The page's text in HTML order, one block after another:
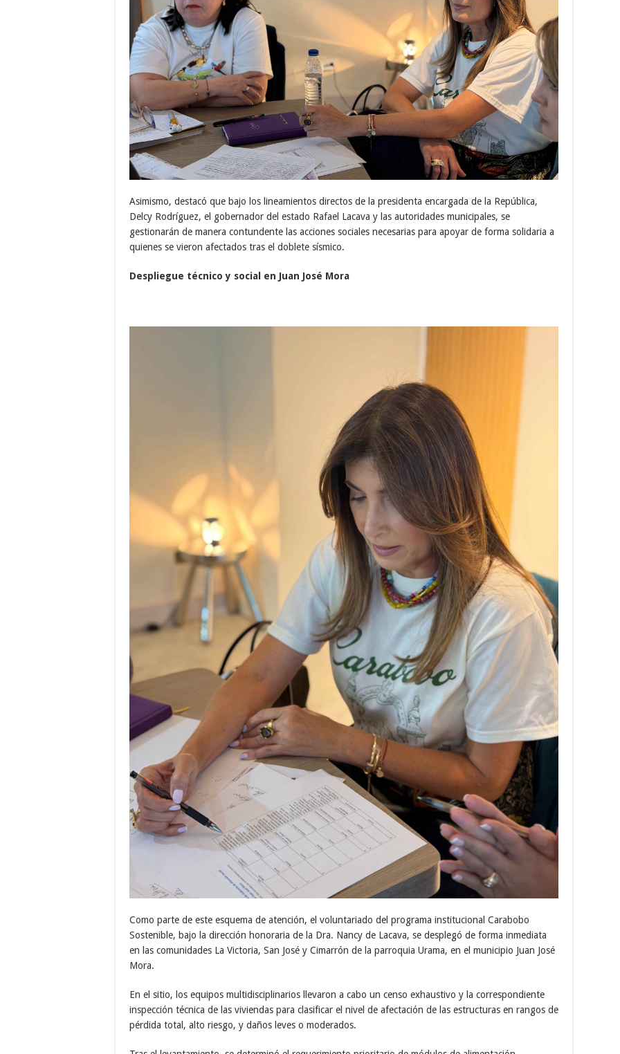
Asimismo, destacó que bajo los lineamientos directos de la presidenta encargada de la República,
Delcy Rodríguez, el gobernador del estado Rafael Lacava y las autoridades municipales, se
gestionarán de manera contundente las acciones sociales necesarias para apoyar de forma solidaria a
quienes se vieron afectados tras el doblete sísmico.
Despliegue técnico y social en Juan José Mora
Como parte de este esquema de atención, el voluntariado del programa institucional Carabobo
Sostenible, bajo la dirección honoraria de la Dra. Nancy de Lacava, se desplegó de forma inmediata
en las comunidades La Victoria, San José y Cimarrón de la parroquia Urama, en el municipio Juan José
Mora.
En el sitio, los equipos multidisciplinarios llevaron a cabo un censo exhaustivo y la correspondiente
inspección técnica de las viviendas para clasificar el nivel de afectación de las estructuras en rangos de
pérdida total, alto riesgo, y daños leves o moderados.